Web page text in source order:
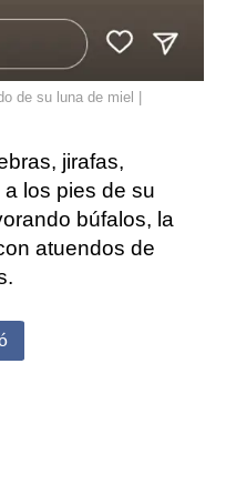
de su luna de miel |
jirafas,
los pies de su
búfalos, la
atuendos de